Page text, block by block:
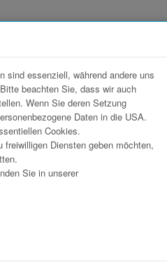
sind essenziell, während andere uns
beachten Sie, dass wir auch
Wenn Sie deren Setzung
Daten in die USA.
Cookies.
Diensten geben möchten,
Sie in unserer